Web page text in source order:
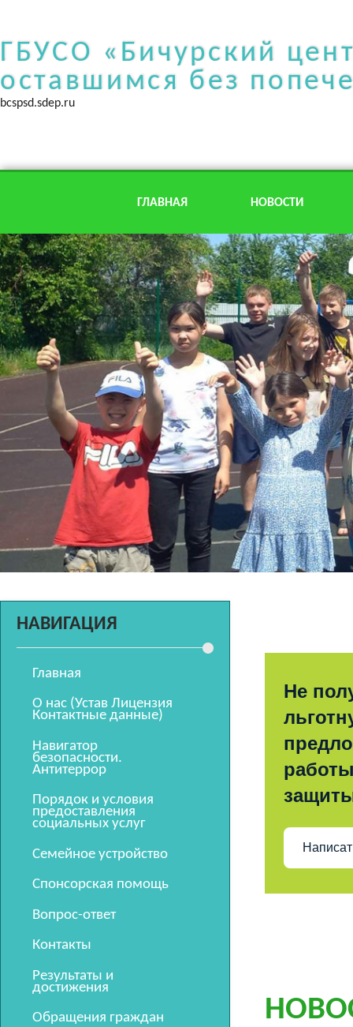
ГБУСО «Бичурский
оставшимся без
bcspsd.sdep.ru
ГЛАВНАЯ НОВОСТИ
НАВИГАЦИЯ
Главная
О нас (Устав Лицензия
Контактные данные)
Навигатор
безопасности.
Антитеррор
Порядок и условия
предоставления
социальных услуг
Семейное устройство
Спонсорская помощь
Вопрос-ответ
Контакты
Результаты и
достижения
Обращения граждан
Не